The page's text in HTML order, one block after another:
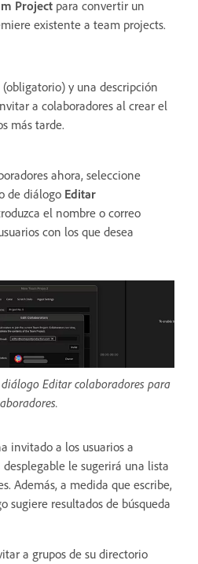
Project para convertir un
existente a team projects.
y una descripción
a colaboradores al crear el
más tarde.
ahora, seleccione
de diálogo Editar
el nombre o correo
con los que desea
Editar colaboradores para
invitado a los usuarios a
le sugerirá una lista
Además, a medida que escribe,
sugiere resultados de búsqueda
a grupos de su directorio